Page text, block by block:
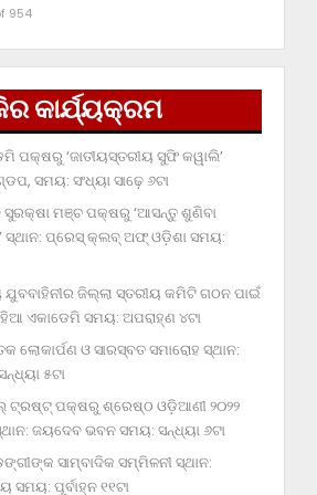
954
କାର୍ଯ୍ୟକ୍ରମ
ପକ୍ଷରୁ ‘ଜାତୀୟସ୍ତରୀୟ ସୁଫି କୱାଲି’
ସମୟ: ସଂଧ୍ୟା ସାଢ଼େ ୬ଟା
ମଞ୍ଚ ପକ୍ଷରୁ ‘ଆସନ୍ତୁ ଶୁଣିବା
ସ୍ଥାନ: ପ୍ରେସ୍‌ କ୍ଲବ୍‌ ଅଫ୍‌ ଓଡ଼ିଶା ସମୟ:
ଯୁବବାହିନୀର ଜିଲ୍ଲା ସ୍ତରୀୟ କମିଟି ଗଠନ ପାଇଁ
ଏକାଡେମି ସମୟ: ଅପରାହ୍‌ଣ ୪ଟା
ଓ ସାରସ୍ବତ ସମାରୋହ ସ୍ଥାନ:
୫ଟା
ଟ୍ରଷ୍ଟ୍‌ ପକ୍ଷରୁ ଶ୍ରେଷ୍ଠ ଓଡ଼ିଆଣୀ ୨୦୨୨
ଜୟଦେବ ଭବନ ସମୟ: ସନ୍ଧ୍ୟା ୬ଟା
ସାମ୍ବାଦିକ ସମ୍ମିଳନୀ ସ୍ଥାନ:
ସମୟ: ପୂର୍ବାହ୍ନ ୧୧ଟା